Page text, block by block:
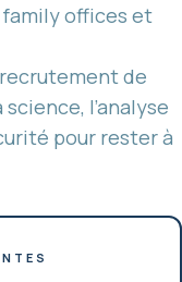
offices et
de
l’analyse
pour rester à